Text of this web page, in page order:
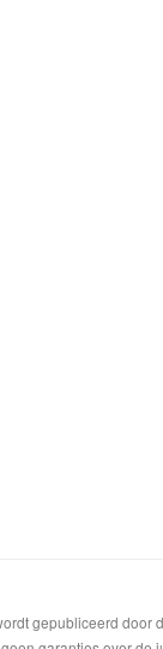
gepubliceerd door